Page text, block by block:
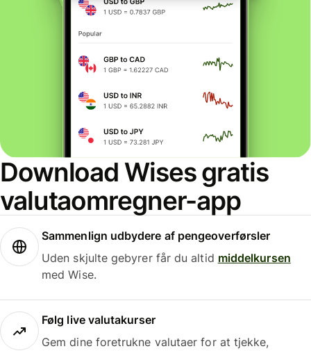
Download Wises gratis
valutaomregner-app
Sammenlign udbydere af pengeoverførsler
Uden skjulte gebyrer får du altid middelkursen
med Wise.
Følg live valutakurser
Gem dine foretrukne valutaer for at tjekke,